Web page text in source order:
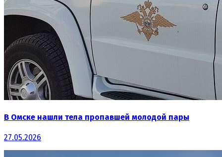
В Омске нашли тела пропавшей молодой пары
27.05.2026